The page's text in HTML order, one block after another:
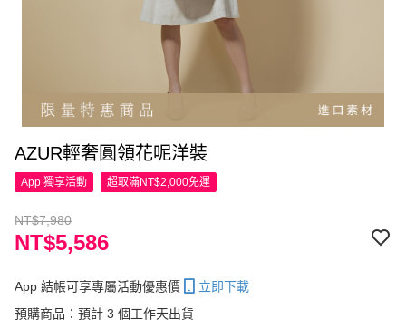
AZUR輕奢圓領花呢洋裝
App 獨享活動 超取滿NT$2,000免運
NT$7,980
NT$5,586
App 結帳可享專屬活動優惠價
立即下載
預購商品：預計 3 個工作天出貨